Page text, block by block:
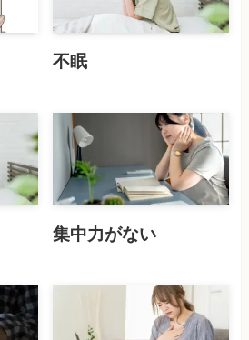
不眠
集中力がない